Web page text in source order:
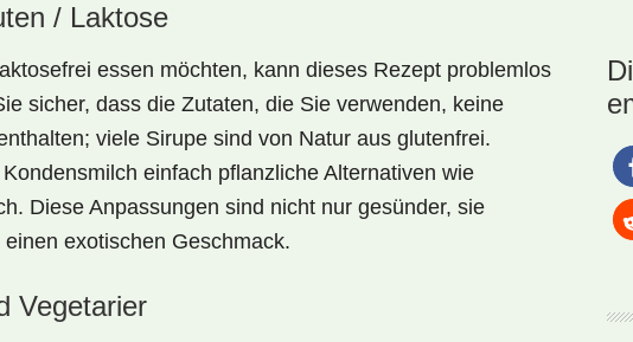
/ Laktose
laktosefrei essen möchten, kann dieses Rezept problemlos
sicher, dass die Zutaten, die Sie verwenden, keine
viele Sirupe sind von Natur aus glutenfrei.
einfach pflanzliche Alternativen wie
. Diese Anpassungen sind nicht nur gesünder, sie
exotischen Geschmack.
Vegetarier